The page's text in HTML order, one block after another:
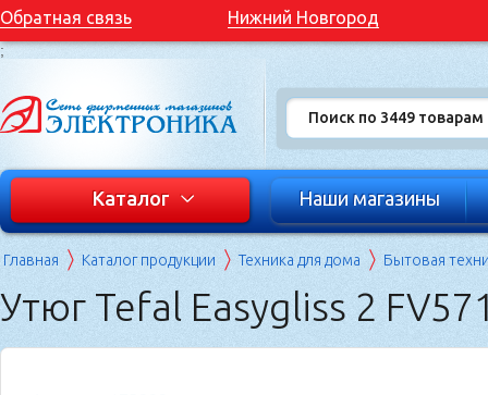
Обратная связь Нижний Новгород
;
Каталог Наши магазины
Главная Каталог продукции Техника для дома Бытовая
Утюг Tefal Easygliss 2